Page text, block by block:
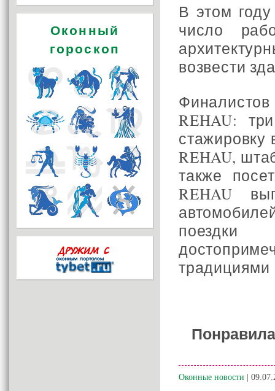
В этом
число
возвести
REHAU:
стажировку
REHAU,
также
REHAU
традициями
Оконные новости |
Оконный
гороскоп